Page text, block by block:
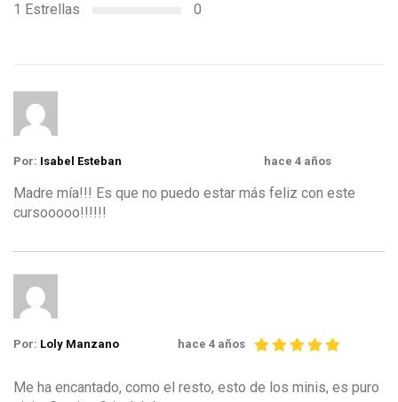
1 Estrellas
0
Por: Isabel Esteban hace 4 años
Madre mía!!! Es que no puedo estar más feliz con este
cursooooo!!!!!!
Por: Loly Manzano hace 4 años
Me ha encantado, como el resto, esto de los minis, es puro